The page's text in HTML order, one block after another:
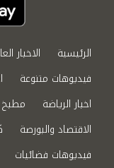
الرئيسية الاخبار
فيديوهات متنوعة
اخبار الرياضة
مطبخ
الاقتصاد والبورصة
فيديوهات فضائيات